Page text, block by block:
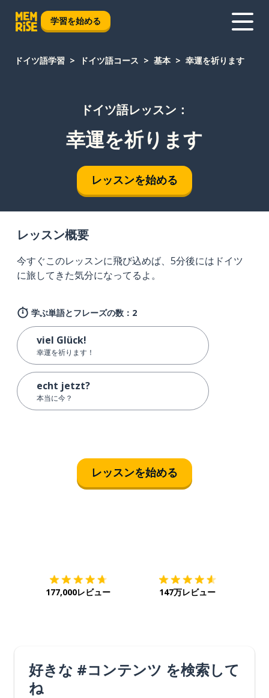
学習を始める
ドイツ語学習 ドイツ語コース 基本 幸運を祈ります
ドイツ語レッスン：
幸運を祈ります
レッスンを始める
レッスン概要
今すぐこのレッスンに飛び込めば、5分後にはドイツ
に旅してきた気分になってるよ。
学ぶ単語とフレーズの数：2
viel Glück!
幸運を祈ります！
echt jetzt?
本当に今？
レッスンを始める
177,000レビュー 147万レビュー
好きな #コンテンツ を検索して
ね